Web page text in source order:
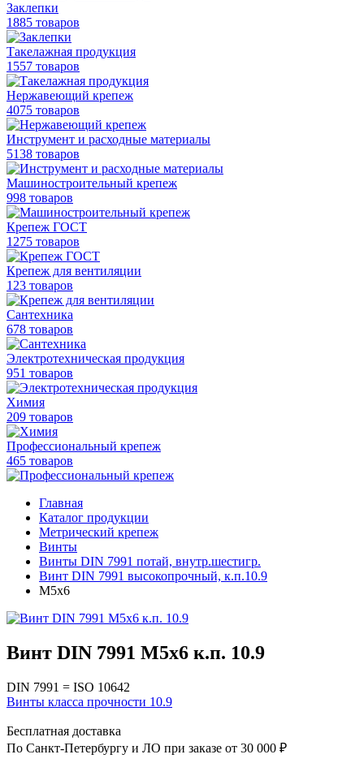
Заклепки
1885 товаров
Такелажная продукция
1557 товаров
Нержавеющий крепеж
4075 товаров
Инструмент и расходные материалы
5138 товаров
Машиностроительный крепеж
998 товаров
Крепеж ГОСТ
1275 товаров
Крепеж для вентиляции
123 товаров
Сантехника
678 товаров
Электротехническая продукция
951 товаров
Химия
209 товаров
Профессиональный крепеж
465 товаров
Главная
Каталог продукции
Метрический крепеж
Винты
Винты DIN 7991 потай, внутр.шестигр.
Винт DIN 7991 высокопрочный, к.п.10.9
M5x6
Винт DIN 7991 M5x6 к.п. 10.9
DIN 7991 = ISO 10642
Винты класса прочности 10.9
Бесплатная доставка
По Санкт-Петербургу и ЛО при заказе от 30 000 ₽